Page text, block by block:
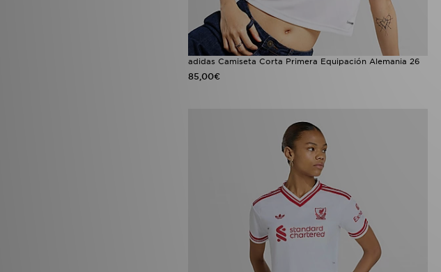
adidas Camiseta Corta Primera Equipación Alemania 26
85,00€